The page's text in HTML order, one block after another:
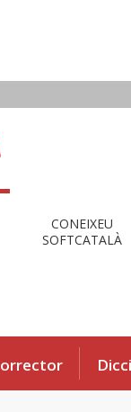
CONEIXEU
SOFTCATALÀ